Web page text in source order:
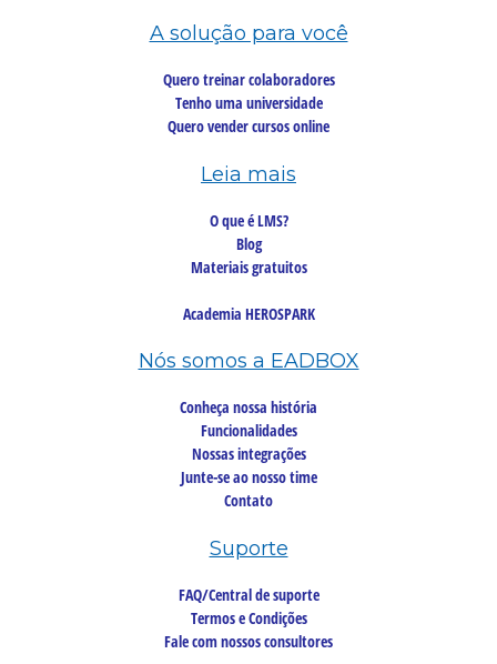
A solução para você
Quero treinar colaboradores
Tenho uma universidade
Quero vender cursos online
Leia mais
O que é LMS?
Blog
Materiais gratuitos
Academia HEROSPARK
Nós somos a EADBOX
Conheça nossa história
Funcionalidades
Nossas integrações
Junte-se ao nosso time
Contato
Suporte
FAQ/Central de suporte
Termos e Condições
Fale com nossos consultores